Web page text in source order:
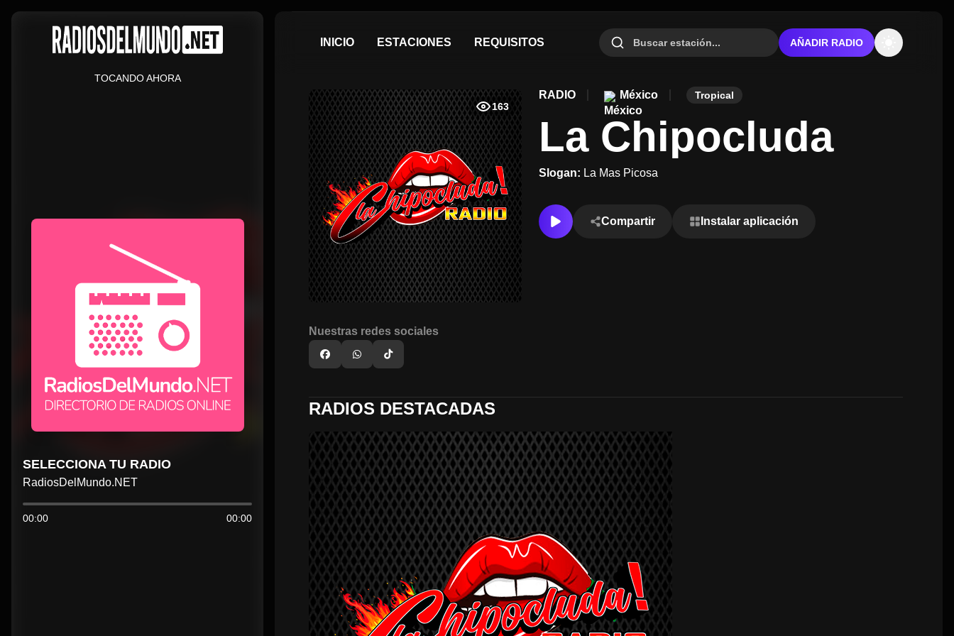
INICIO ESTACIONES REQUISITOS AÑADIR RADIO
RADIO México Tropical
La Chipocluda
163
Slogan: La Mas Picosa
Compartir Instalar aplicación
Nuestras redes sociales
RADIOS DESTACADAS
TOCANDO AHORA
SELECCIONA TU RADIO
RadiosDelMundo.NET
00:00 00:00